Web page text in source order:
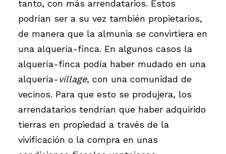
tanto, con más arrendatarios. Estos
podrían ser a su vez también propietarios,
de manera que la almunia se convirtiera en
una alquería-finca. En algunos casos la
alquería-finca podía haber mudado en una
alquería-village, con una comunidad de
vecinos. Para que esto se produjera, los
arrendatarios tendrían que haber adquirido
tierras en propiedad a través de la
vivificación o la compra en unas